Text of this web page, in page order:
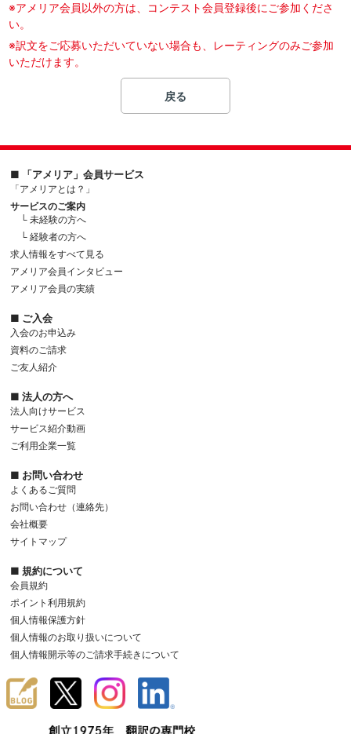
※アメリア会員以外の方は、コンテスト会員登録後にご参加くださ
い。
※訳文をご応募いただいていない場合も、レーティングのみご参加
いただけます。
戻る
■ 「アメリア」会員サービス
「アメリアとは？」
サービスのご案内
└ 未経験の方へ
└ 経験者の方へ
求人情報をすべて見る
アメリア会員インタビュー
アメリア会員の実績
■ ご入会
入会のお申込み
資料のご請求
ご友人紹介
■ 法人の方へ
法人向けサービス
サービス紹介動画
ご利用企業一覧
■ お問い合わせ
よくあるご質問
お問い合わせ（連絡先）
会社概要
サイトマップ
■ 規約について
会員規約
ポイント利用規約
個人情報保護方針
個人情報のお取り扱いについて
個人情報開示等のご請求手続きについて